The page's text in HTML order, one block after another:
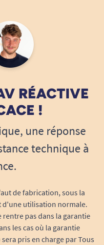
RÉACTIVE
!
une réponse
technique à
de fabrication, sous la
utilisation normale.
pas dans la garantie
les cas où la garantie
pris en charge par Tous